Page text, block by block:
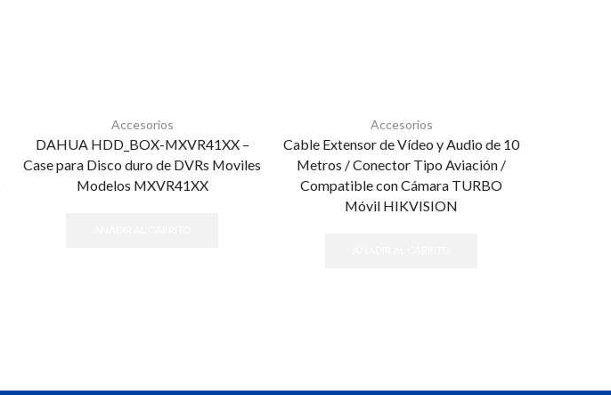
Accesorios
DAHUA HDD_BOX-MXVR41XX –
Case para Disco duro de DVRs Moviles
Modelos MXVR41XX
Accesorios
Cable Extensor de Vídeo y Audio de 10
Metros / Conector Tipo Aviación /
Compatible con Cámara TURBO
Móvil HIKVISION